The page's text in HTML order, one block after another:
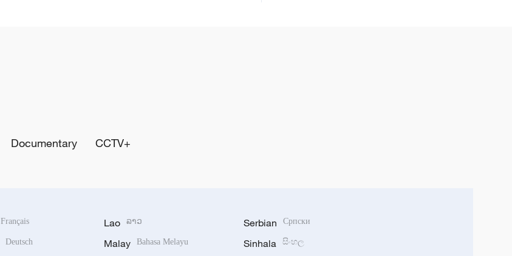
Documentary CCTV+
Français
Deutsch
Lao ລາວ
Malay Bahasa Melayu
Serbian Српски
Sinhala සිංහල